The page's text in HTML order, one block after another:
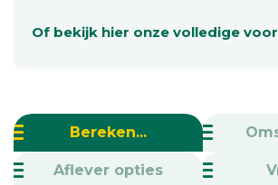
Of bekijk hier onze volledige
Bereken...
Aflever opties